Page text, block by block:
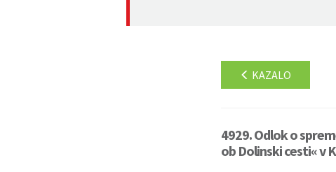
KAZALO
4929. Odlok o
ob Dolinski cesti« v